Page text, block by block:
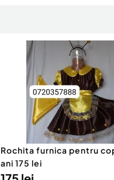
Rochita furnica pentru
ani 175 lei